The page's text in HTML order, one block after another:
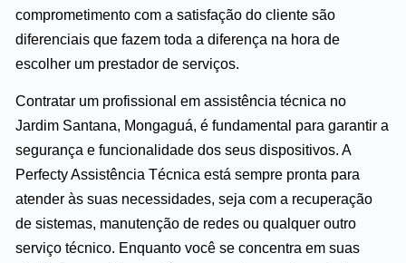
comprometimento com a satisfação do cliente são
diferenciais que fazem toda a diferença na hora de
escolher um prestador de serviços.
Contratar um profissional em assistência técnica no
Jardim Santana, Mongaguá, é fundamental para garantir a
segurança e funcionalidade dos seus dispositivos. A
Perfecty Assistência Técnica está sempre pronta para
atender às suas necessidades, seja com a recuperação
de sistemas, manutenção de redes ou qualquer outro
serviço técnico. Enquanto você se concentra em suas